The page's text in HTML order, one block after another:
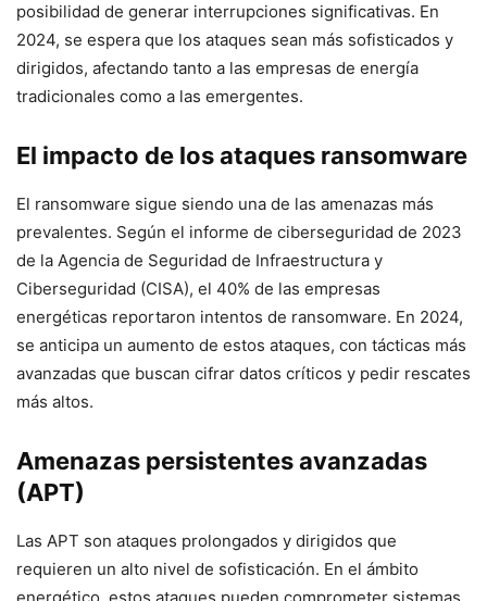
posibilidad de generar interrupciones significativas. En
2024, se espera que los ataques sean más sofisticados y
dirigidos, afectando tanto a las empresas de energía
tradicionales como a las emergentes.
El impacto de los ataques ransomware
El ransomware sigue siendo una de las amenazas más
prevalentes. Según el informe de ciberseguridad de 2023
de la Agencia de Seguridad de Infraestructura y
Ciberseguridad (CISA), el 40% de las empresas
energéticas reportaron intentos de ransomware. En 2024,
se anticipa un aumento de estos ataques, con tácticas más
avanzadas que buscan cifrar datos críticos y pedir rescates
más altos.
Amenazas persistentes avanzadas
(APT)
Las APT son ataques prolongados y dirigidos que
requieren un alto nivel de sofisticación. En el ámbito